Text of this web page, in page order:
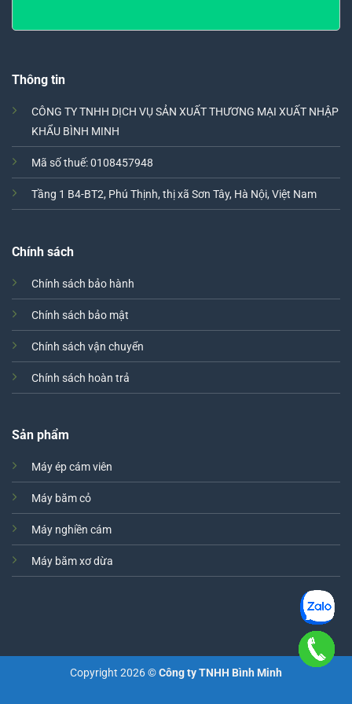
Thông tin
CÔNG TY TNHH DỊCH VỤ SẢN XUẤT THƯƠNG MẠI XUẤT NHẬP
KHẨU BÌNH MINH
Mã số thuế: 0108457948
Tầng 1 B4-BT2, Phú Thịnh, thị xã Sơn Tây, Hà Nội, Việt Nam
Chính sách
Chính sách bảo hành
Chính sách bảo mật
Chính sách vận chuyển
Chính sách hoàn trả
Sản phẩm
Máy ép cám viên
Máy băm cỏ
Máy nghiền cám
Máy băm xơ dừa
Copyright 2026 ©Công ty TNHH Bình Minh